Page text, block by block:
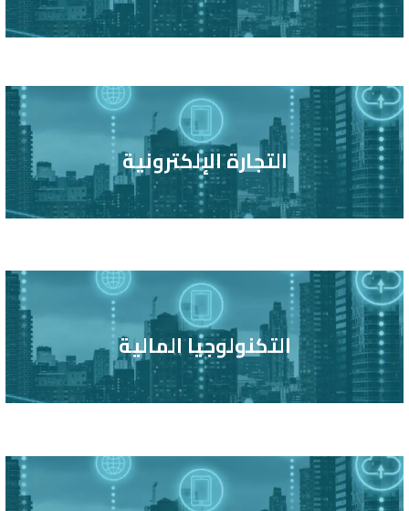
التجارة الإلكترونية
التكنولوجيا المالية